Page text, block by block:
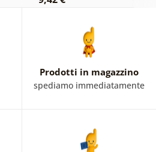
Prodotti in magazzino
spediamo immediatamente